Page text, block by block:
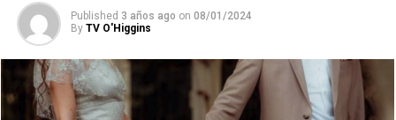
Published 3 años ago on 08/01/2024
By TV O'Higgins